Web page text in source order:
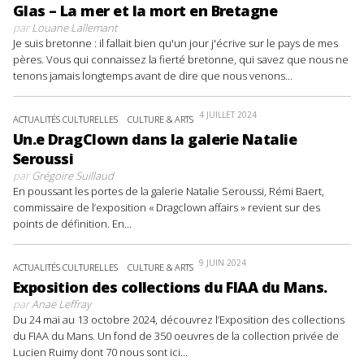
Glas – La mer et la mort en Bretagne
parLouane Lallemant
Je suis bretonne : il fallait bien qu'un jour j'écrive sur le pays de mes
pères. Vous qui connaissez la fierté bretonne, qui savez que nous ne
tenons jamais longtemps avant de dire que nous venons...
ACTUALITÉS CULTURELLES CULTURE & ARTS 4 JUILLET 2024
Un.e DragClown dans la galerie Natalie
Seroussi
parGrégoire Suillaud
En poussant les portes de la galerie Natalie Seroussi, Rémi Baert,
commissaire de l’exposition « Dragclown affairs » revient sur des
points de définition. En...
ACTUALITÉS CULTURELLES CULTURE & ARTS 9 JUIN 2024
Exposition des collections du FIAA du Mans.
parAnaë Leffray
Du 24 mai au 13 octobre 2024, découvrez l’Exposition des collections
du FIAA du Mans. Un fond de 350 oeuvres de la collection privée de
Lucien Ruimy dont 70 nous sont ici...